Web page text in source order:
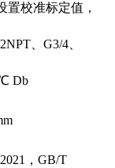
置校准标定值，
、G3/4、
Db
，GB/T